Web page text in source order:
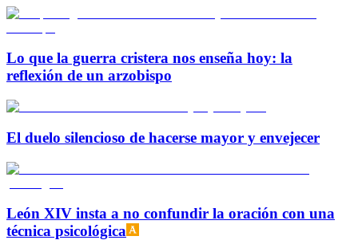
Lo que la guerra cristera nos enseña hoy: la
reflexión de un arzobispo
El duelo silencioso de hacerse mayor y envejecer
León XIV insta a no confundir la oración con una
técnica psicológica